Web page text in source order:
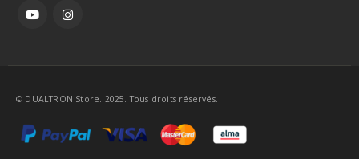
© DUALTRON Store. 2025. Tous droits réservés.